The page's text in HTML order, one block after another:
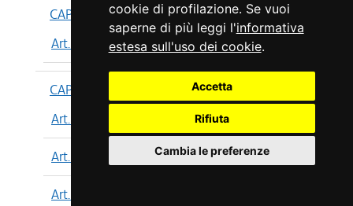
cookie di profilazione. Se vuoi
saperne di più leggi l'informativa
estesa sull'uso dei cookie.
Accetta
Rifiuta
Cambia le preferenze
CAPO I
Art. 199
CAPO II
Art. 200
Art. 201
Art. 202